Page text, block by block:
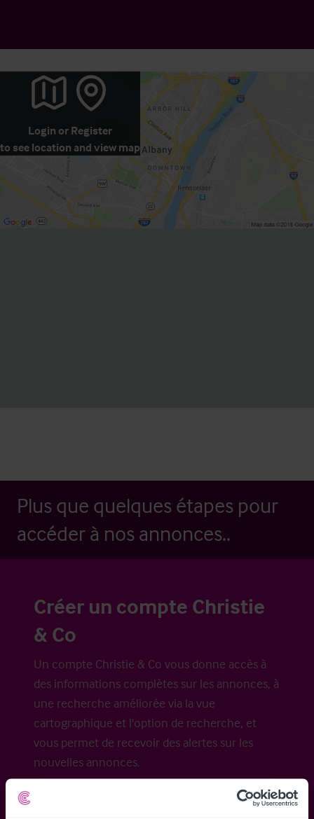
Login or Register
to see location and view map
Plus que quelques étapes pour
accéder à nos annonces..
Créer un compte Christie
& Co
Un compte Christie & Co vous donne accès à
des informations complètes sur les annonces, à
une recherche améliorée via la vue
cartographique et l'option de recherche, et
vous permet de recevoir des alertes sur les
nouvelles annonces.